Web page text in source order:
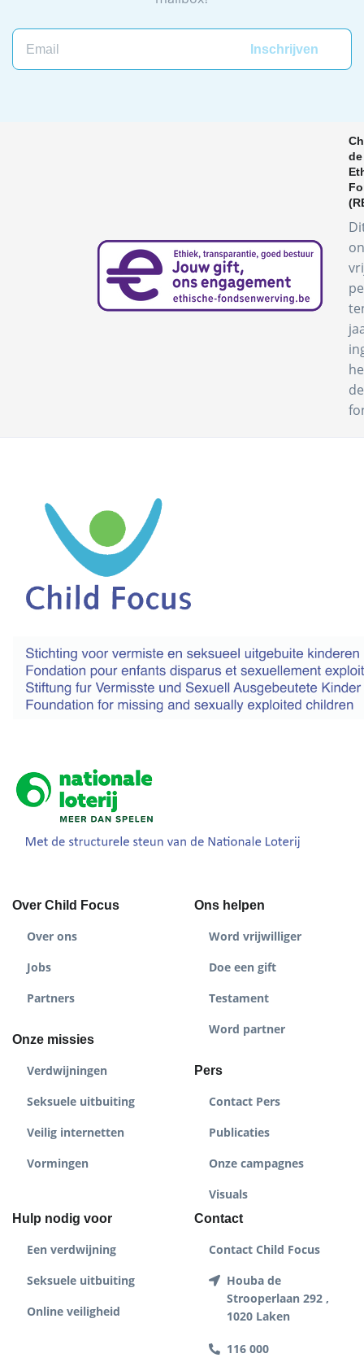
Email
Over Child Focus
Over ons
Jobs
Partners
Onze missies
Verdwijningen
Seksuele uitbuiting
Veilig internetten
Vormingen
Ons helpen
Word vrijwilliger
Doe een gift
Testament
Word partner
Pers
Contact Pers
Publicaties
Onze campagnes
Visuals
Hulp nodig voor
Een verdwijning
Seksuele uitbuiting
Online veiligheid
Contact
Contact Child Focus
Houba de
Strooperlaan 292 ,
1020 Laken
116 000